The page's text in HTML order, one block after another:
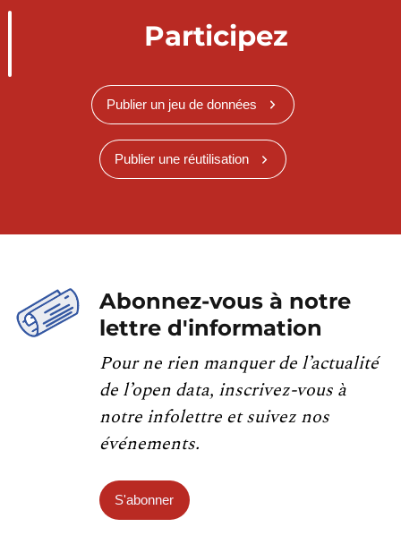
Participez
Publier un jeu de données
Publier une réutilisation
Abonnez-vous à notre
lettre d'information
Pour ne rien manquer de l’actualité
de l’open data, inscrivez-vous à
notre infolettre et suivez nos
événements.
S'abonner